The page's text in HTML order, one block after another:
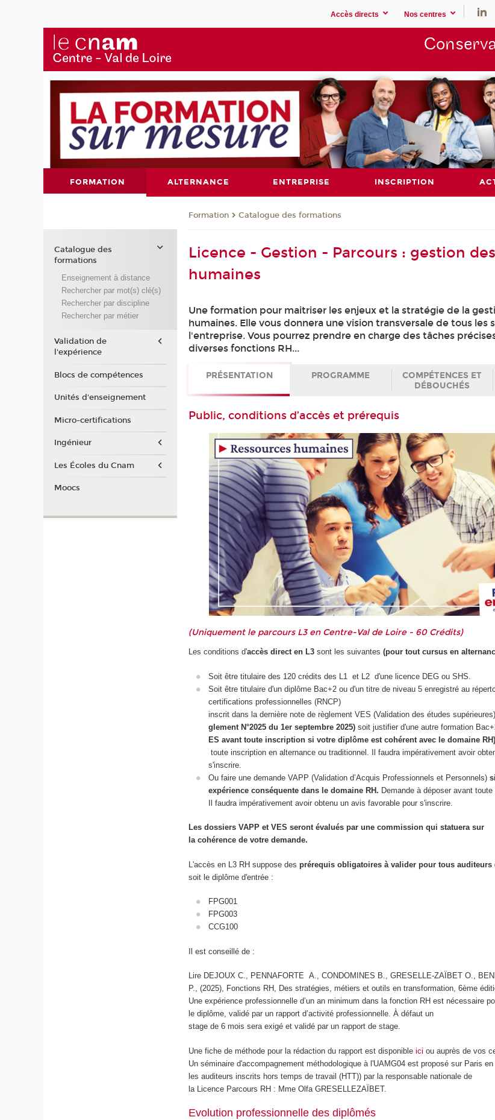
Accès directs Nos centres
FORMATION ALTERNANCE ENTREPRISE INSCRIPTION
Formation Catalogue des formations
Licence - Gestion - Parcours : gestion
humaines
Une formation pour maitriser les enjeux et la stratégie de la
humaines. Elle vous donnera une vision transversale de tous les
l'entreprise. Vous pourrez prendre en charge des tâches
diverses fonctions RH...
PRÉSENTATION PROGRAMME
COMPÉTENCES ET
DÉBOUCHÉS
Public, conditions d’accès et prérequis
(Uniquement le parcours L3 en Centre-Val de Loire - 60 Crédits)
Les conditions d'accès direct en L3 sont les suivantes(pour tout cursus en
Soit être titulaire des 120 crédits des L1 et L2 d'une licence DEG ou SHS.
Soit être titulaire d'un diplôme Bac+2 ou d'un titre de niveau 5 enregistré au
certifications professionnelles (RNCP)
inscrit dans la dernière note de règlement VES (Validation des études supérieures)
glement N°2025 du 1er septembre 2025)soit justifier d'une autre formation
ES avant toute inscription si votre diplôme est cohérent avec le domaine
toute inscription en alternance ou traditionnel. Il faudra impérativement avoir
s'inscrire.
Ou faire une demande VAPP (Validation d’Acquis Professionnels et Personnels) si
expérience conséquente dans le domaine RH. Demande à déposer avant toute
Il faudra impérativement avoir obtenu un avis favorable pour s'inscrire.
Les dossiers VAPP et VES seront évalués par une commission qui statuera sur
la cohérence de votre demande.
L'accès en L3 RH suppose des prérequis obligatoires à valider pour tous auditeurs
soit le diplôme d'entrée :
FPG001
FPG003
CCG100
Il est conseillé de :
Lire DEJOUX C., PENNAFORTE A., CONDOMINES B., GRESELLE-ZAÏBET O.,
P., (2025), Fonctions RH, Des stratégies, métiers et outils en transformation, 6ème
Une expérience professionnelle d’un an minimum dans la fonction RH est nécessaire
le diplôme, validé par un rapport d’activité professionnelle. À défaut un
stage de 6 mois sera exigé et validé par un rapport de stage.
Une fiche de méthode pour la rédaction du rapport est disponibleici ou auprès de vos
Un séminaire d'accompagnement méthodologique à l'UAMG04 est proposé sur Paris
les auditeurs inscrits hors temps de travail (HTT)) par la responsable nationale de
la Licence Parcours RH : Mme Olfa GRESELLEZAÏBET.
Evolution professionnelle des diplômés
Catalogue des
formations
Enseignement à distance
Rechercher par mot(s) clé(s)
Rechercher par discipline
Rechercher par métier
Validation de
l'expérience
Blocs de compétences
Unités d'enseignement
Micro-certifications
Ingénieur
Les Écoles du Cnam
Moocs